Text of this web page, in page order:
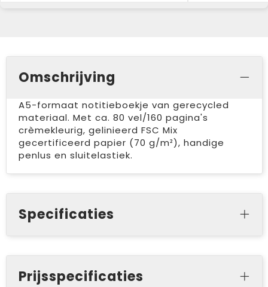
Omschrijving
A5-formaat notitieboekje van gerecycled
materiaal. Met ca. 80 vel/160 pagina's
crèmekleurig, gelinieerd FSC Mix
gecertificeerd papier (70 g/m²), handige
penlus en sluitelastiek.
Specificaties
Prijsspecificaties